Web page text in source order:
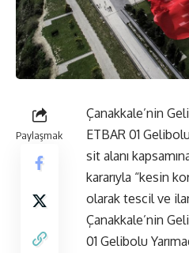
Paylaşmak
Çanakkale’nin
ETBAR 01 Gelibolu
sit alanı
kararıyla “kesin
olarak tescil ve
Çanakkale’nin
01 Gelibolu